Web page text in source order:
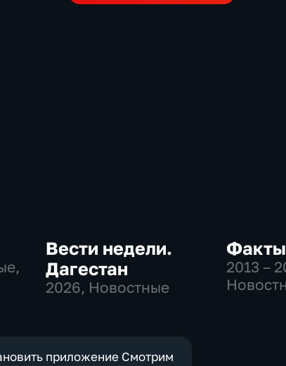
Вести недели.
Дагестан
2026, Новостные
Факты
2013 –
приложение Смотрим